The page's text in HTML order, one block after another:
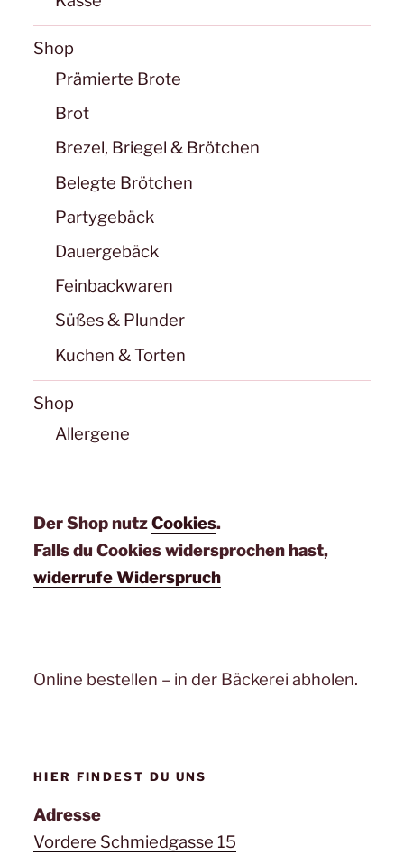
Shop
Prämierte Brote
Brot
Brezel, Briegel & Brötchen
Belegte Brötchen
Partygebäck
Dauergebäck
Feinbackwaren
Süßes & Plunder
Kuchen & Torten
Shop
Allergene
Der Shop nutzCookies.
Falls du Cookies widersprochen hast,
widerrufe Widerspruch
Online bestellen – in der Bäckerei abholen.
HIER FINDEST DU UNS
Adresse
Vordere Schmiedgasse 15